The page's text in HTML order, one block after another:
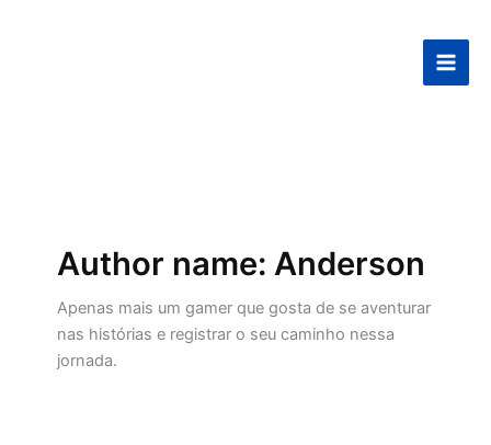
Author name: Anderson
Apenas mais um gamer que gosta de se aventurar
nas histórias e registrar o seu caminho nessa
jornada.